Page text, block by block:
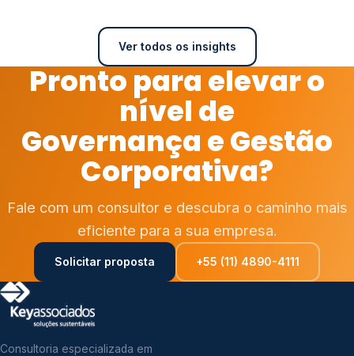
Ver todos os insights
Pronto para elevar o
nível de
Governança e Gestão
Corporativa?
Fale com um consultor e descubra o caminho mais
eficiente para a sua empresa.
Solicitar proposta +55 (11) 4890-4111
Consultoria especializada em